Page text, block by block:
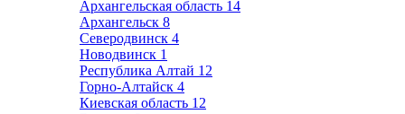
Архангельская область 14
Архангельск 8
Северодвинск 4
Новодвинск 1
Республика Алтай 12
Горно-Алтайск 4
Киевская область 12